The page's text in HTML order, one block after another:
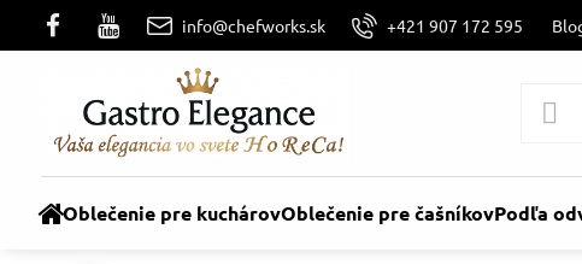
info@chefworks.sk +421 907 172 595
Oblečenie pre kuchárovOblečenie pre čašníkovPodľa